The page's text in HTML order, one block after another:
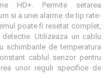
HD+. Permite setarea
si a unei alarme de tip rate-
poate fi resetat complet,
Utilizeaza un cablu
schimbarile de temperatura
cablul senzor pentru
unor reguli specifice de